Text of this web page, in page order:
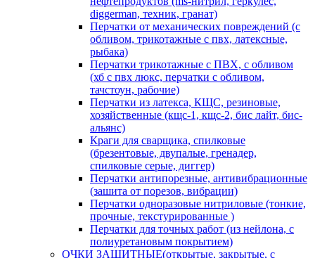
diggerman, техник, гранат)
Перчатки от механических повреждений (с
обливом, трикотажные с пвх, латексные,
рыбака)
Перчатки трикотажные с ПВХ, с обливом
(хб с пвх люкс, перчатки с обливом,
тачстоун, рабочие)
Перчатки из латекса, КЩС, резиновые,
хозяйственные (кщс-1, кщс-2, бис лайт, бис-
альянс)
Краги для сварщика, спилковые
(брезентовые, двупалые, гренадер,
спилковые серые, диггер)
Перчатки антипорезные, антивибрационные
(зашита от порезов, вибрации)
Перчатки одноразовые нитриловые (тонкие,
прочные, текстурированные )
Перчатки для точных работ (из нейлона, с
полиуретановым покрытием)
ОЧКИ ЗАЩИТНЫЕ(открытые, закрытые, с